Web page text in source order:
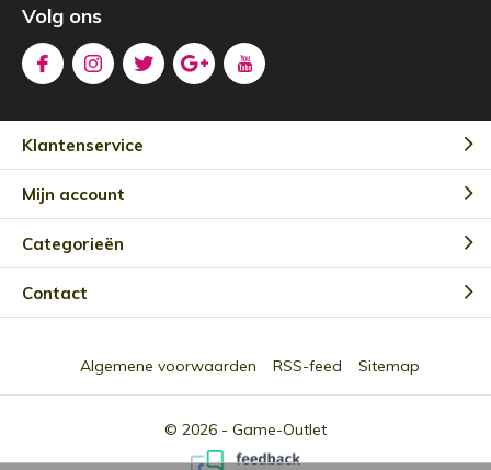
Volg ons
Klantenservice
Mijn account
Categorieën
Contact
© 2026 - Game-Outlet
Algemene voorwaarden RSS-feed Sitemap